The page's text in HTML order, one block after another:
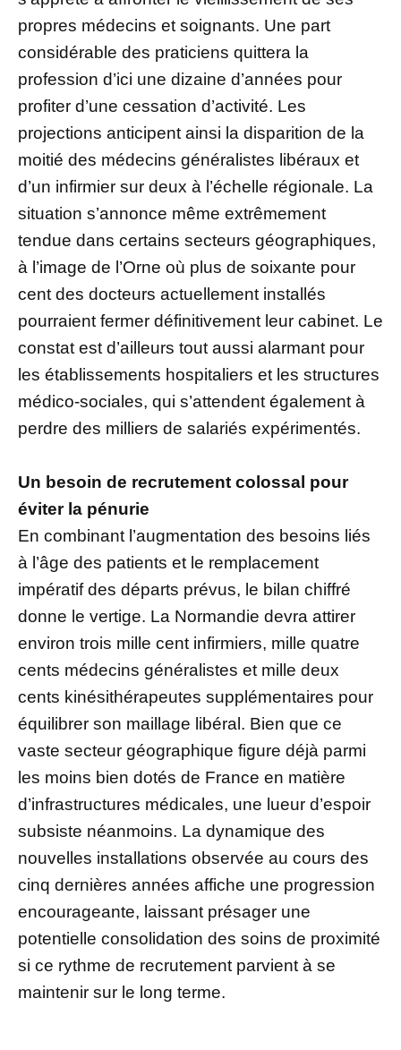
propres médecins et soignants. Une part
considérable des praticiens quittera la
profession d’ici une dizaine d’années pour
profiter d’une cessation d’activité. Les
projections anticipent ainsi la disparition de la
moitié des médecins généralistes libéraux et
d’un infirmier sur deux à l’échelle régionale. La
situation s’annonce même extrêmement
tendue dans certains secteurs géographiques,
à l’image de l’Orne où plus de soixante pour
cent des docteurs actuellement installés
pourraient fermer définitivement leur cabinet. Le
constat est d’ailleurs tout aussi alarmant pour
les établissements hospitaliers et les structures
médico-sociales, qui s’attendent également à
perdre des milliers de salariés expérimentés.
Un besoin de recrutement colossal pour
éviter la pénurie
En combinant l’augmentation des besoins liés
à l’âge des patients et le remplacement
impératif des départs prévus, le bilan chiffré
donne le vertige. La Normandie devra attirer
environ trois mille cent infirmiers, mille quatre
cents médecins généralistes et mille deux
cents kinésithérapeutes supplémentaires pour
équilibrer son maillage libéral. Bien que ce
vaste secteur géographique figure déjà parmi
les moins bien dotés de France en matière
d’infrastructures médicales, une lueur d’espoir
subsiste néanmoins. La dynamique des
nouvelles installations observée au cours des
cinq dernières années affiche une progression
encourageante, laissant présager une
potentielle consolidation des soins de proximité
si ce rythme de recrutement parvient à se
maintenir sur le long terme.